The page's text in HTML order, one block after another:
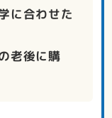
に合わせた
老後に購